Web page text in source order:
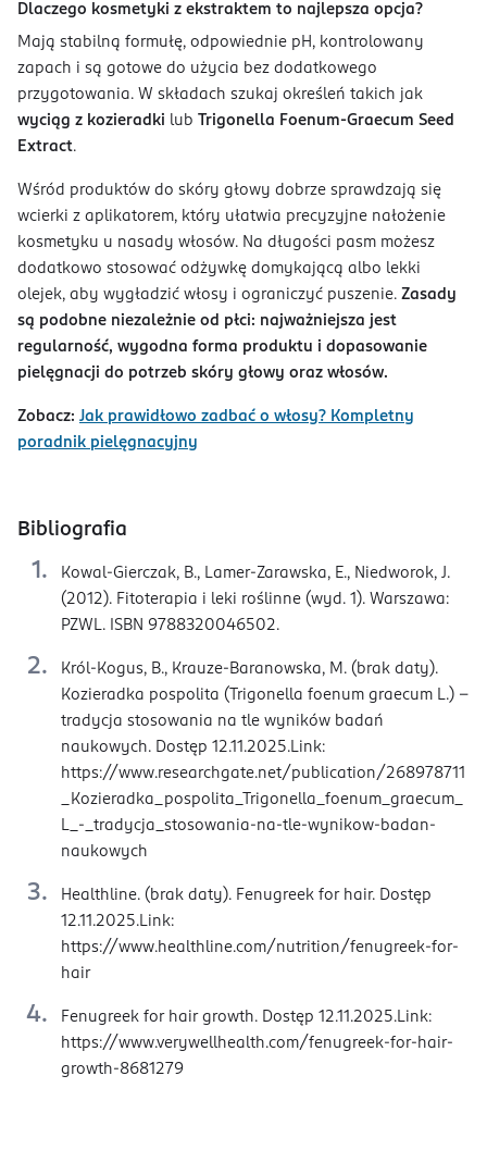
Dlaczego kosmetyki z ekstraktem to najlepsza opcja?
Mają stabilną formułę, odpowiednie pH, kontrolowany
zapach i są gotowe do użycia bez dodatkowego
przygotowania. W składach szukaj określeń takich jak
wyciąg z kozieradki lub Trigonella Foenum-Graecum Seed
Extract.
Wśród produktów do skóry głowy dobrze sprawdzają się
wcierki z aplikatorem, który ułatwia precyzyjne nałożenie
kosmetyku u nasady włosów. Na długości pasm możesz
dodatkowo stosować odżywkę domykającą albo lekki
olejek, aby wygładzić włosy i ograniczyć puszenie. Zasady
są podobne niezależnie od płci: najważniejsza jest
regularność, wygodna forma produktu i dopasowanie
pielęgnacji do potrzeb skóry głowy oraz włosów.
Zobacz: Jak prawidłowo zadbać o włosy? Kompletny
poradnik pielęgnacyjny
Bibliografia
Kowal-Gierczak, B., Lamer-Zarawska, E., Niedworok, J.
(2012). Fitoterapia i leki roślinne (wyd. 1). Warszawa:
PZWL. ISBN 9788320046502.
Król-Kogus, B., Krauze-Baranowska, M. (brak daty).
Kozieradka pospolita (Trigonella foenum graecum L.) –
tradycja stosowania na tle wyników badań
naukowych. Dostęp 12.11.2025.Link:
https://www.researchgate.net/publication/268978711
_Kozieradka_pospolita_Trigonella_foenum_graecum_
L_-_tradycja_stosowania-na-tle-wynikow-badan-
naukowych
Healthline. (brak daty). Fenugreek for hair. Dostęp
12.11.2025.Link:
https://www.healthline.com/nutrition/fenugreek-for-
hair
Fenugreek for hair growth. Dostęp 12.11.2025.Link:
https://www.verywellhealth.com/fenugreek-for-hair-
growth-8681279